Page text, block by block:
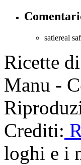
satiereal
Ricette
Manu -
Crediti:
loghi e i